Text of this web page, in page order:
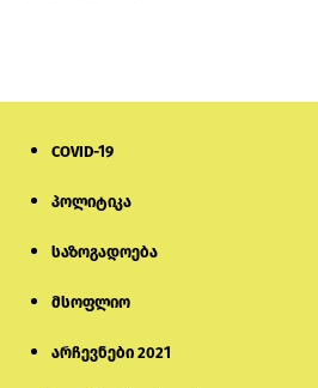
დაიწყო
აკობიანს
COVID-19
პოლიტიკა
საზოგადოება
მსოფლიო
არჩევნები 2021